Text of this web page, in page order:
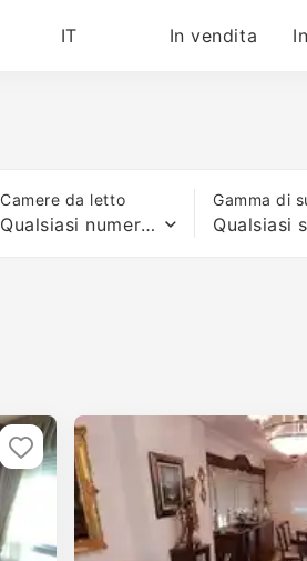
IT In vendita
Camere da letto
Qualsiasi numero di letti
Gamma di